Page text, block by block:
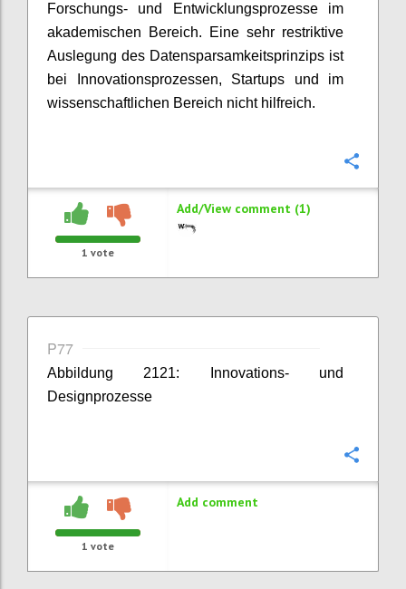
Forschungs- und Entwicklungsprozesse im
akademischen Bereich. Eine sehr restriktive
Auslegung des Datensparsamkeitsprinzips ist
bei Innovationsprozessen, Startups und im
wissenschaftlichen Bereich nicht hilfreich.
1 vote
Add/View comment (1)
P77
Abbildung 2121: Innovations- und
Designprozesse
1 vote
Add comment